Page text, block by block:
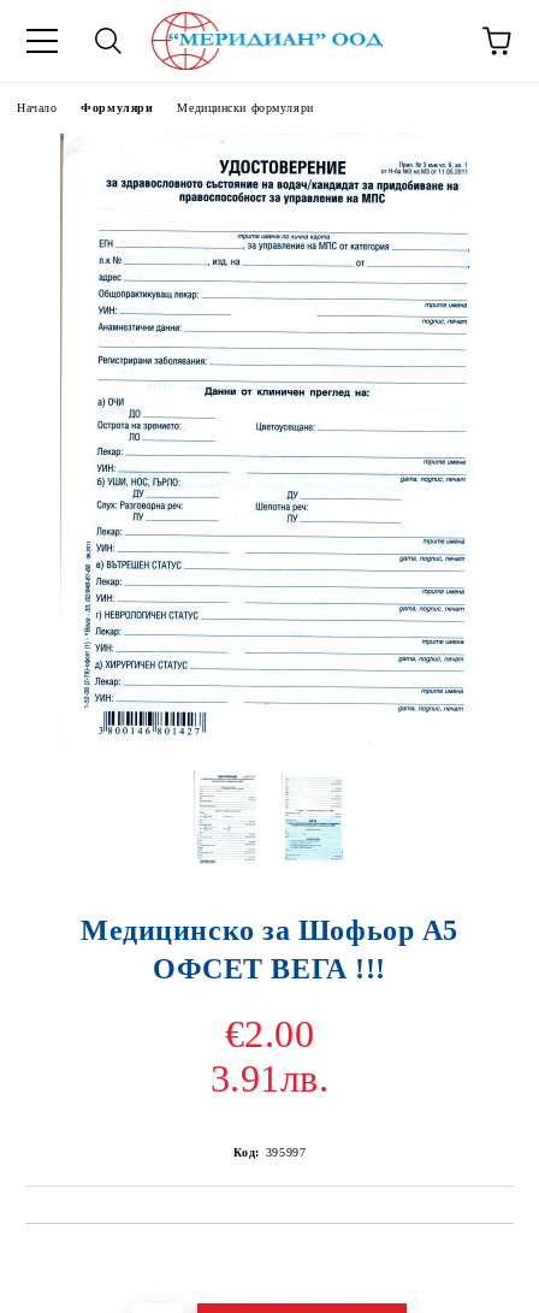
Начало Формуляри Медицински формуляри
Медицинско за Шофьор А5
ОФСЕТ ВЕГА !!!
€2.00
3.91лв.
Код: 395997